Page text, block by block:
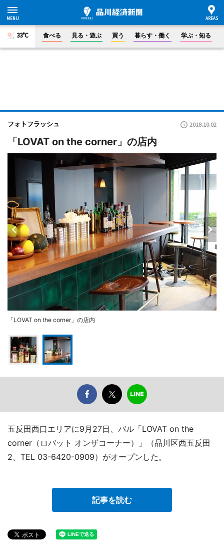
33°C 食べる 見る・遊ぶ 買う 暮らす・働く 学ぶ・知る
フォトフラッシュ 2018.10.02
「LOVAT on the corner」の店内
「LOVAT on the corner」の店内
五反田西口エリアに9月27日、バル「LOVAT on the
corner（ロバット オンザコーナー）」（品川区西五反田
2、TEL 03-6420-0909）がオープンした。
記事を読む